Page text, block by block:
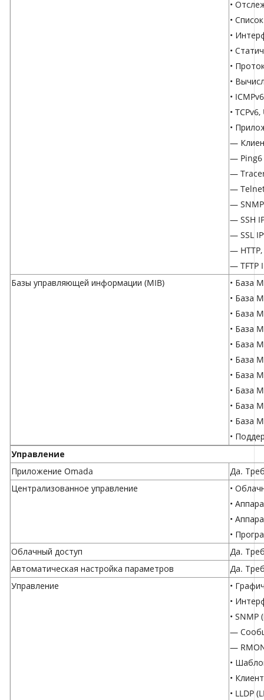
•
•
•
•
•
•
• ICMPv6
•
•
—
— Ping6
—
—
—
— SSH
— SSL
— HTTP,
— TFTP
Базы управляющей информации (MIB)
• База
• База
• База
• База
• База
• База
• База
• База
• База
• База
•
Управление
Приложение Omada
Да.
Централизованное управление
•
•
•
•
Облачный доступ
Да.
Автоматическая настройка параметров
Да.
Управление
•
•
• SNMP
—
—
•
•
• LLDP